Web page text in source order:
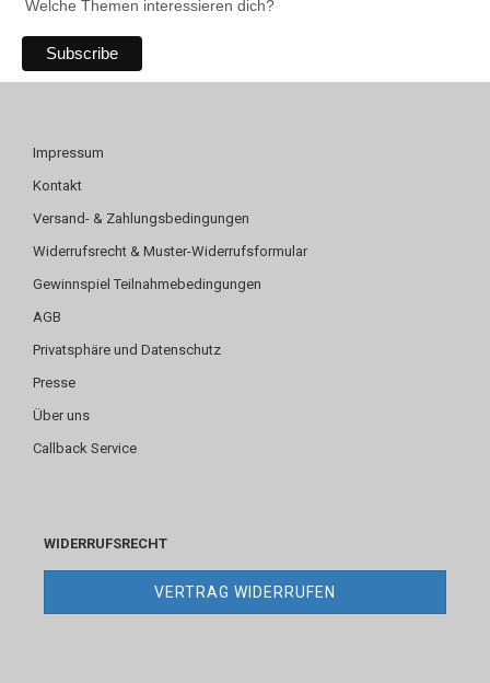
Welche Themen interessieren dich?
Impressum
Kontakt
Versand- & Zahlungsbedingungen
Widerrufsrecht & Muster-Widerrufsformular
Gewinnspiel Teilnahmebedingungen
AGB
Privatsphäre und Datenschutz
Presse
Über uns
Callback Service
WIDERRUFSRECHT
VERTRAG WIDERRUFEN